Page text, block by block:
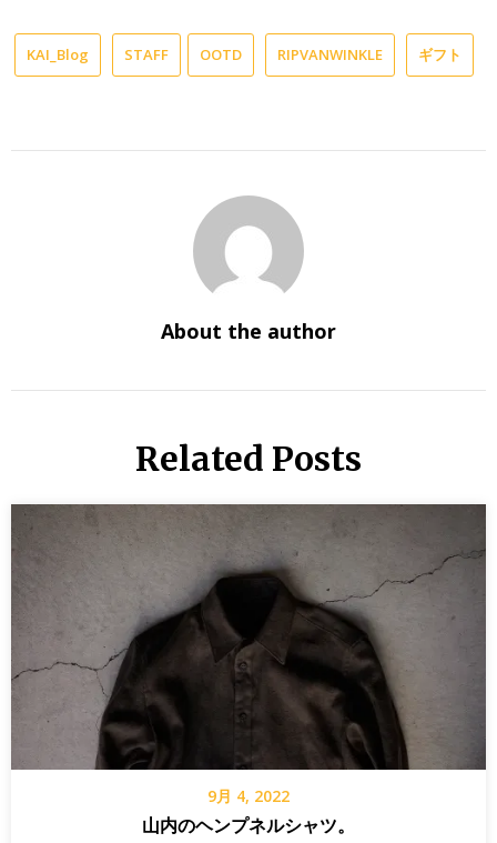
KAI_Blog STAFF OOTD RIPVANWINKLE ギフト
About the author
Related Posts
9月 4, 2022
山内のヘンプネルシャツ。